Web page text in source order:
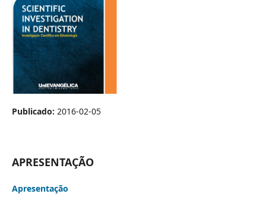
Publicado: 2016-02-05
APRESENTAÇÃO
Apresentação